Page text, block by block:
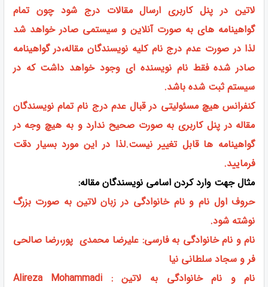
لاتین در پنل کاربری ارسال مقالات درج شود چون تمام
گواهینامه های به صورت آنلاین و سیستمی صادر خواهد شد
لذا در صورت عدم درج نام کلیه نویسندگان مقاله،در گواهینامه
صادر شده فقط نام نویسنده ای وجود خواهد داشت که در
سیستم ثبت شده باشد.
کنفرانس هیچ مسئولیتی در قبال عدم درج نام تمام نویسندگان
مقاله در پنل کاربری به صورت صحیح ندارد و به هیچ وجه در
گواهینامه ها قابل تغییر نیست.لذا در این مورد بسیار دقت
فرمایید.
مثال جهت وارد کردن اسامی نویسندگان مقاله:
حروف اول نام و نام خانوادگی در زبان لاتین به صورت بزرگ
نوشته شود.
نام و نام خانوادگی به فارسی: علیرضا محمدی پور،رضا صالحی
فر و سجاد سلطانی نیا
نام و نام خانوادگی به لاتین : Alireza Mohammadi